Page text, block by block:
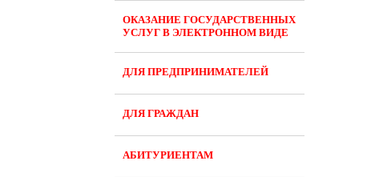
ОКАЗАНИЕ ГОСУДАРСТВЕННЫХ
УСЛУГ В ЭЛЕКТРОННОМ ВИДЕ
ДЛЯ ПРЕДПРИНИМАТЕЛЕЙ
ДЛЯ ГРАЖДАН
АБИТУРИЕНТАМ